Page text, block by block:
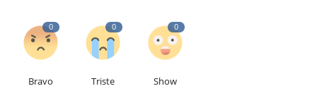
0
Bravo
0
Triste
0
Show